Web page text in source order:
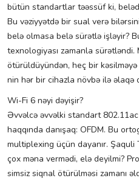
bütün standartlar təəssüf ki,
Bu vəziyyətdə bir sual verə
belə olmasa belə sürətlə işləyir?
texnologiyası zamanla
ötürüldüyündən, heç bir kəsilməyə
nin hər bir cihazla növbə ilə əlaqə
Wi-Fi 6 nəyi dəyişir?
Əvvəlcə əvvəlki standart
haqqında danışaq: OFDM. Bu
multiplexing üçün dayanır. Şaquli
çox məna vermədi, elə deyilmi?
simsiz siqnal ötürülməsi zamanı